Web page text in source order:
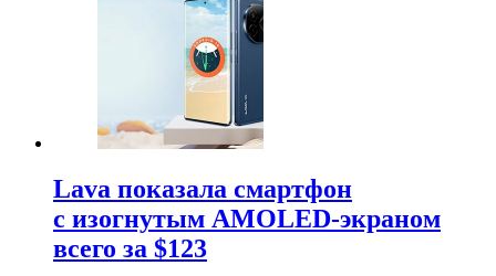
Lava показала смартфон
с изогнутым AMOLED-экраном
всего за $123